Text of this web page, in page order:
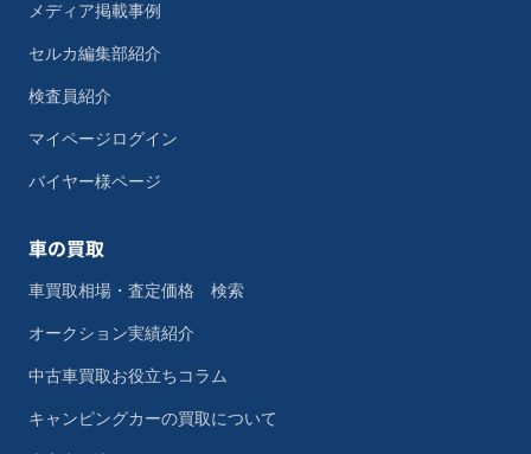
メディア掲載事例
セルカ編集部紹介
検査員紹介
マイページログイン
バイヤー様ページ
車の買取
車買取相場・査定価格 検索
オークション実績紹介
中古車買取お役立ちコラム
キャンピングカーの買取について